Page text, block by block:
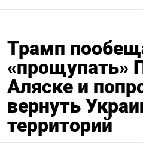
Трамп
«прощупать»
Аляске и
вернуть
территорий